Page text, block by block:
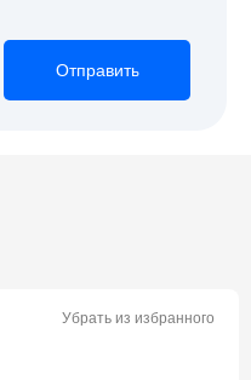
Отправить
Отправить
Отправить
Убрать из избранного